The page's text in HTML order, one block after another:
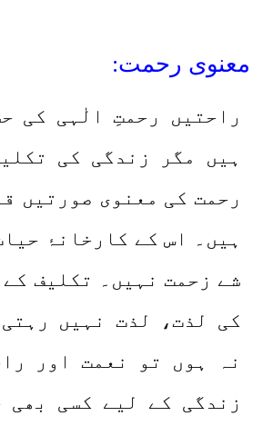
معنوی رحمت:
راحتیں رحمتِ الٰہی کی
ہیں مگر زندگی کی
رحمت کی معنوی صورتیں
ہیں۔ اس کے کارخانۂ
شے زحمت نہیں۔ تکلیف
کی لذت، لذت نہیں
نہ ہوں تو نعمت اور
زندگی کے لیے کسی بھی